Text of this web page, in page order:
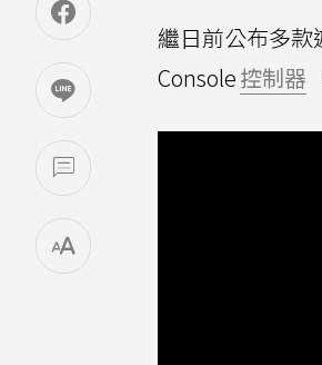
繼日前公布多款
Console控制器